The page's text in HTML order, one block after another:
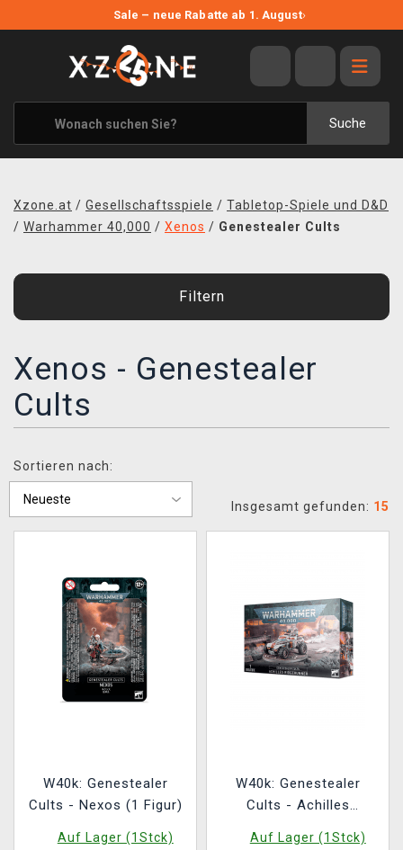
Sale – neue Rabatte ab 1. August›
Suche
ANGEBOTE
ALLE MARKEN
XZONE ORIGINALS
KLEIDUNG & ACCESSOIRES
BÜCHER & COMICS
VERSAND
XZONE CLUB
Xzone.at / Gesellschaftsspiele / Tabletop-Spiele und D&D
/ Warhammer 40,000 / Xenos / Genestealer Cults
Filtern
Xenos - Genestealer
Cults
Sortieren nach:
Insgesamt gefunden: 15
W40k: Genestealer
Cults - Nexos (1 Figur)
Auf Lager (1Stck)
W40k: Genestealer
Cults - Achilles
Auf Lager (1Stck)